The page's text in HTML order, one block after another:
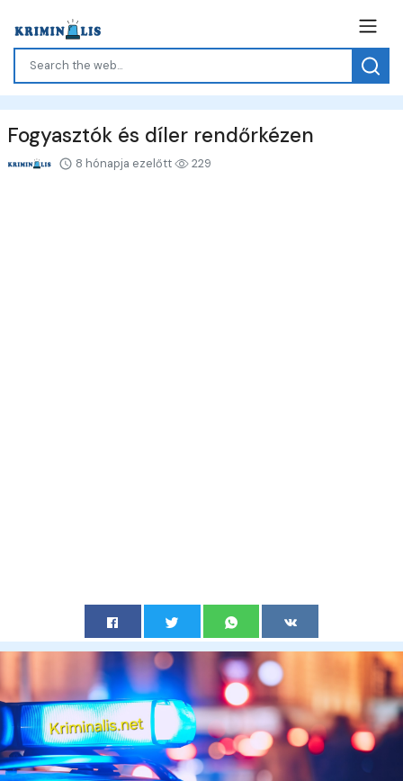
Fogyasztók és díler rendőrkézen
8 hónapja ezelőtt 229